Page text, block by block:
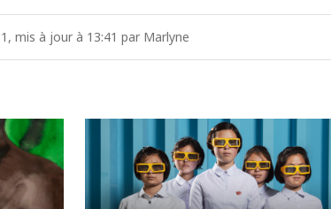
mis à jour à 13:41 par Marlyne